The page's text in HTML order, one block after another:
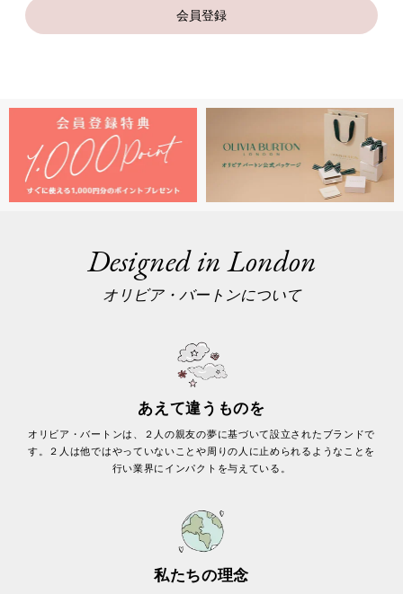
会員登録
Designed in London
オリビア・バートンについて
あえて違うものを
オリビア・バートンは、２人の親友の夢に基づいて設立されたブランドで
す。２人は他ではやっていないことや周りの人に止められるようなことを
行い業界にインパクトを与えている。
私たちの理念